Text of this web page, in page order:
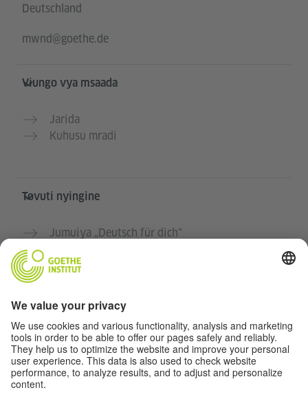
Deutschland
mwnd@goethe.de
Viungo vya msaada
Jarida
Kuhusu mradi
Tovuti nyingine
Jumuiya „Deutsch für dich“
Kozi za Kijerumani za Goethe-Institut
Faragha na Ufikiaji
Taratibu ya faragha